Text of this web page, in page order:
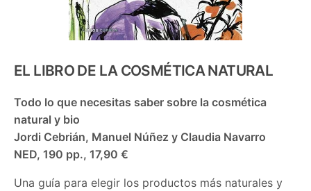
EL LIBRO DE LA COSMÉTICA NATURAL
Todo lo que necesitas saber sobre la cosmética
natural y bio
Jordi Cebrián, Manuel Núñez y Claudia Navarro
NED, 190 pp., 17,90 €
Una guía para elegir los productos más naturales y